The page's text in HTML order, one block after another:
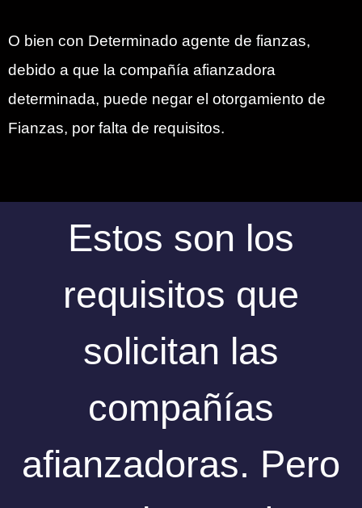
O bien con Determinado agente de fianzas,
debido a que la compañía afianzadora
determinada, puede negar el otorgamiento de
Fianzas, por falta de requisitos.
Estos son los
requisitos que
solicitan las
compañías
afianzadoras. Pero